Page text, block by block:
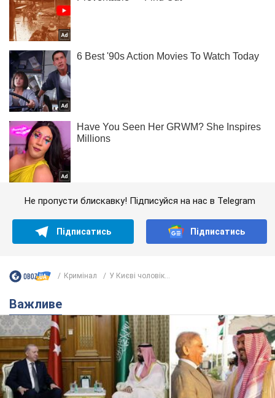
Не пропусти блискавку! Підписуйся на нас в Telegram
Підписатись Підписатись
Кримінал У Києві чоловік...
Важливе